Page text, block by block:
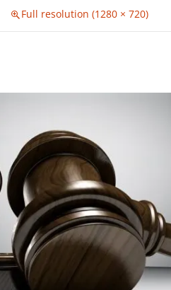
Full resolution (1280 × 720)